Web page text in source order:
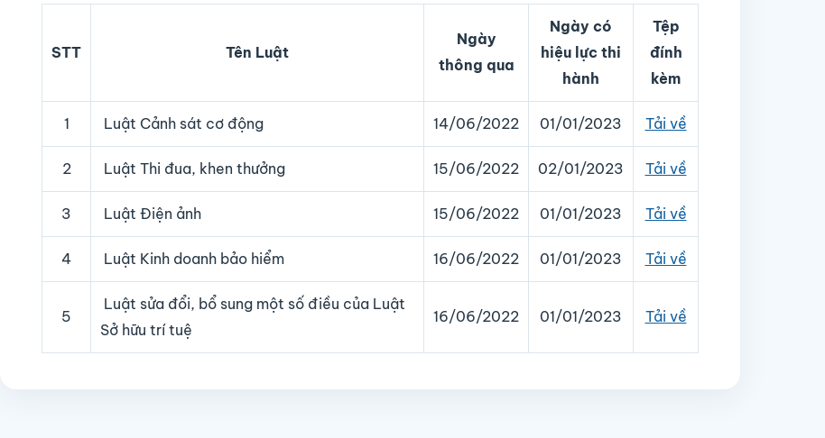
STT Tên Luật
Ngày
thông qua
Ngày có
hiệu lực thi
hành
Tệp
đính
kèm
1 Luật Cảnh sát cơ động 14/06/2022 01/01/2023 Tải về
2 Luật Thi đua, khen thưởng 15/06/2022 02/01/2023 Tải về
3 Luật Điện ảnh 15/06/2022 01/01/2023 Tải về
4 Luật Kinh doanh bảo hiểm 16/06/2022 01/01/2023 Tải về
5
Luật sửa đổi, bổ sung một số điều của Luật
Sở hữu trí tuệ
16/06/2022 01/01/2023 Tải về